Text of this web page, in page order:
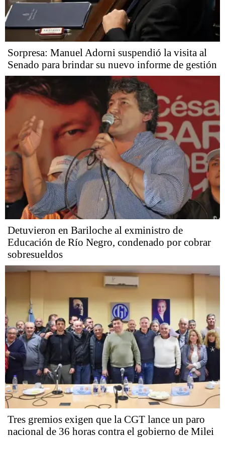
Sorpresa: Manuel Adorni suspendió la visita al
Senado para brindar su nuevo informe de gestión
Detuvieron en Bariloche al exministro de
Educación de Río Negro, condenado por cobrar
sobresueldos
Tres gremios exigen que la CGT lance un paro
nacional de 36 horas contra el gobierno de Milei